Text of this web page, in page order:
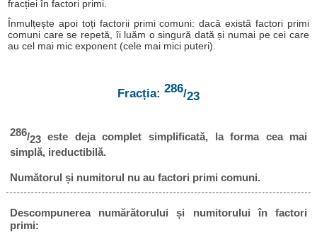
fracției în factori primi.
Înmulțește apoi toți factorii primi comuni: dacă există factori primi
comuni care se repetă, îi luăm o singură dată și numai pe cei care
au cel mai mic exponent (cele mai mici puteri).
Fracția: 286/23
286/23este deja complet simplificată, la forma cea mai
simplă, ireductibilă.
Numătorul și numitorul nu au factori primi comuni.
Descompunerea numărătorului și numitorului în factori
primi: